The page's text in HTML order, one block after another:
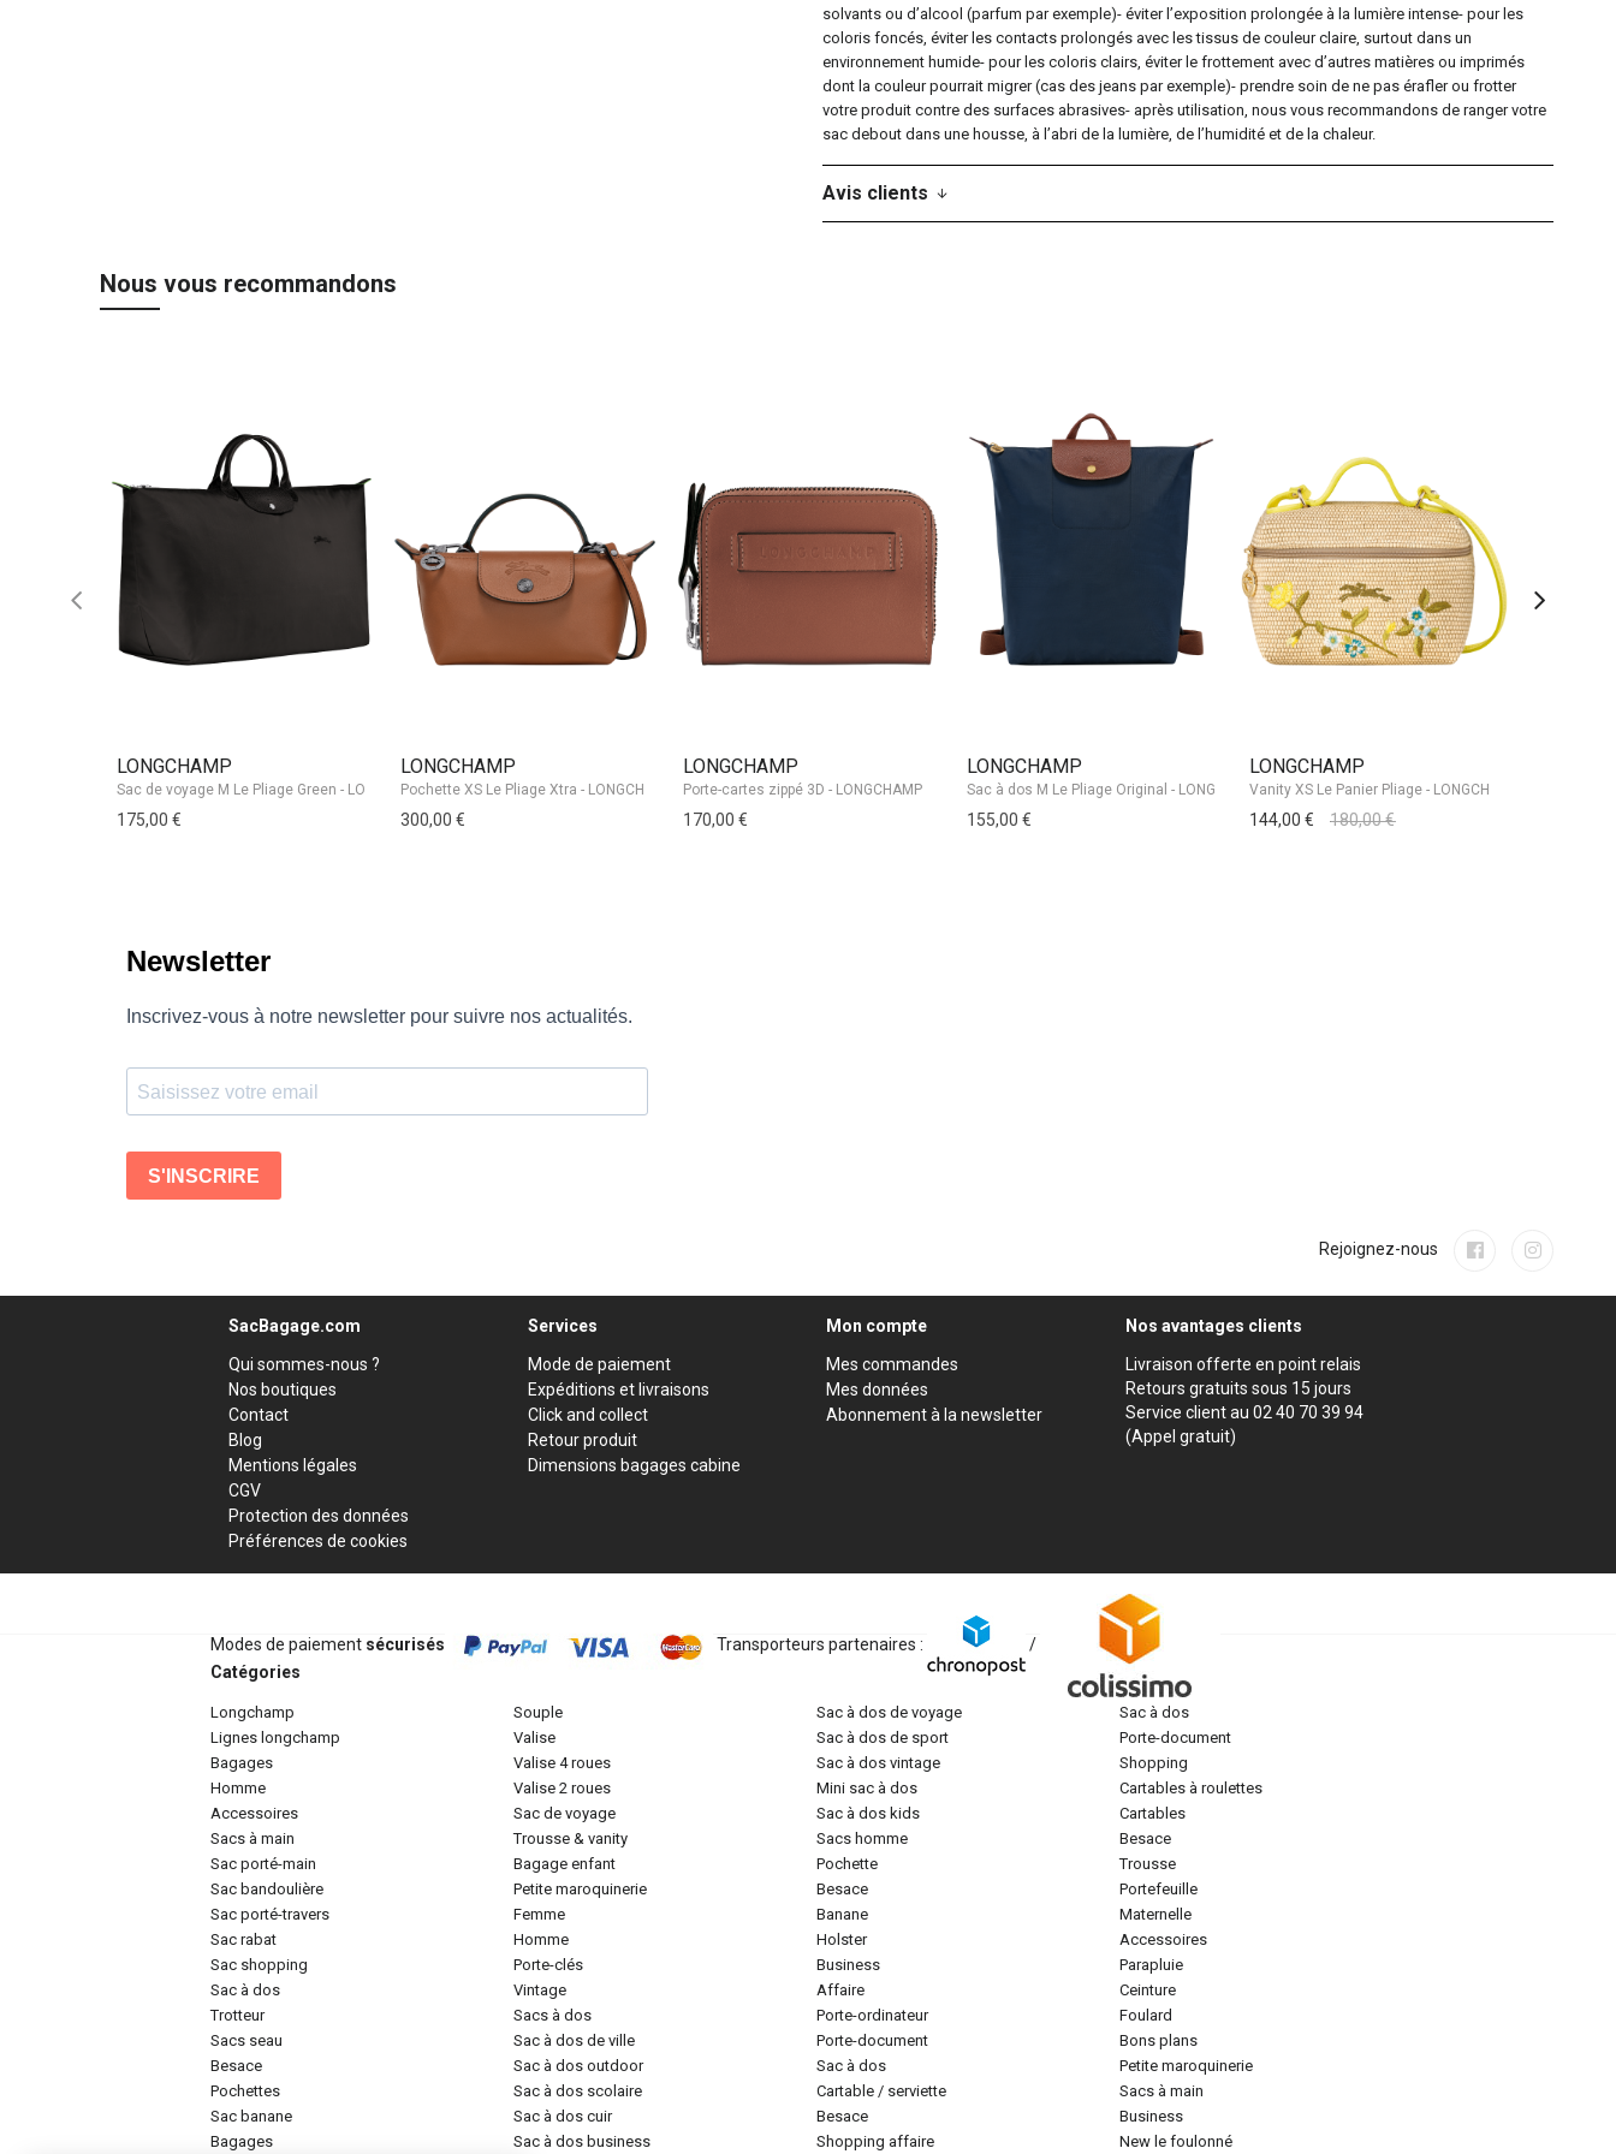
solvants ou d’alcool (parfum par exemple)- éviter l’exposition prolongée à la lumière intense- pour les
coloris foncés, éviter les contacts prolongés avec les tissus de couleur claire, surtout dans un
environnement humide- pour les coloris clairs, éviter le frottement avec d’autres matières ou imprimés
dont la couleur pourrait migrer (cas des jeans par exemple)- prendre soin de ne pas érafler ou frotter
votre produit contre des surfaces abrasives- après utilisation, nous vous recommandons de ranger votre
sac debout dans une housse, à l’abri de la lumière, de l’humidité et de la chaleur.
Avis clients
Nous vous recommandons
LONGCHAMP
175,00 €
LONGCHAMP
300,00 €
LONGCHAMP
Porte-cartes zippé 3D - LONGCHAMP
170,00 €
LONGCHAMP
155,00 €
LONGCHAMP
144,00 € 180,00 €
Rejoignez-nous
SacBagage.com
Qui sommes-nous ?
Nos boutiques
Contact
Blog
Mentions légales
CGV
Protection des données
Préférences de cookies
Services
Mode de paiement
Expéditions et livraisons
Click and collect
Retour produit
Dimensions bagages cabine
Mon compte
Mes commandes
Mes données
Abonnement à la newsletter
Nos avantages clients
Livraison offerte en point relais
Retours gratuits sous 15 jours
Service client au 02 40 70 39 94
(Appel gratuit)
Modes de paiement sécurisés Transporteurs partenaires :
/
Catégories
longchamp
lignes longchamp
bagages
homme
accessoires
sacs à main
sac porté-main
sac bandoulière
sac porté-travers
sac rabat
sac shopping
sac à dos
trotteur
sacs seau
besace
pochettes
sac banane
bagages
souple
valise
valise 4 roues
valise 2 roues
sac de voyage
trousse & vanity
bagage enfant
petite maroquinerie
femme
homme
porte-clés
vintage
sacs à dos
sac à dos de ville
sac à dos outdoor
sac à dos scolaire
sac à dos cuir
sac à dos business
sac à dos de voyage
sac à dos de sport
sac à dos vintage
mini sac à dos
sac à dos kids
sacs homme
pochette
besace
banane
holster
business
affaire
porte-ordinateur
porte-document
sac à dos
cartable / serviette
besace
shopping affaire
sac à dos
porte-document
shopping
cartables à roulettes
cartables
besace
trousse
portefeuille
maternelle
accessoires
parapluie
ceinture
foulard
bons plans
petite maroquinerie
sacs à main
business
new le foulonné